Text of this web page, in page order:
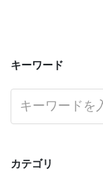
キーワード
カテゴリ